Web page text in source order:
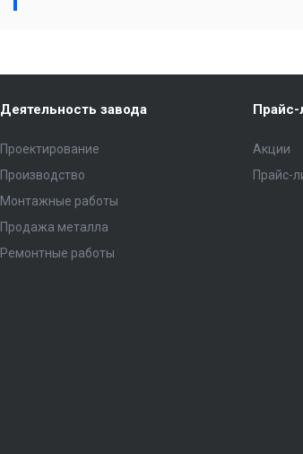
Деятельность завода
Проектирование
Производство
Монтажные работы
Продажа металла
Ремонтные работы
Прайс-
Акции
Прайс-